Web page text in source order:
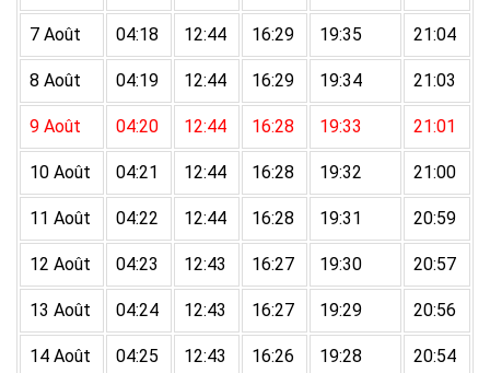
7 Août 04:18 12:44 16:29 19:35 21:04
8 Août 04:19 12:44 16:29 19:34 21:03
9 Août 04:20 12:44 16:28 19:33 21:01
10 Août 04:21 12:44 16:28 19:32 21:00
11 Août 04:22 12:44 16:28 19:31 20:59
12 Août 04:23 12:43 16:27 19:30 20:57
13 Août 04:24 12:43 16:27 19:29 20:56
14 Août 04:25 12:43 16:26 19:28 20:54